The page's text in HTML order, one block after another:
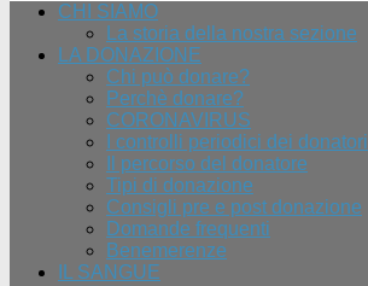
CHI SIAMO
La storia della nostra sezione
LA DONAZIONE
Chi può donare?
Perchè donare?
CORONAVIRUS
I controlli periodici dei donatori
Il percorso del donatore
Tipi di donazione
Consigli pre e post donazione
Domande frequenti
Benemerenze
IL SANGUE